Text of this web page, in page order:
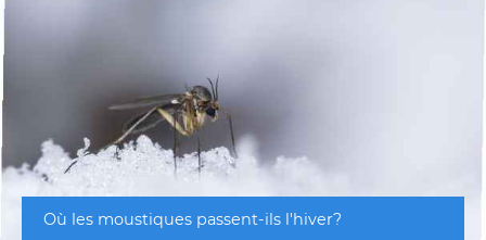
Où les moustiques passent-ils l'hiver?